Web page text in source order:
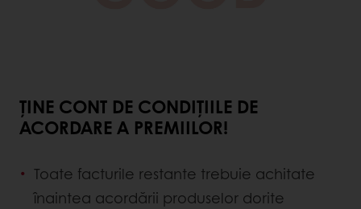
ȚINE CONT DE CONDIȚIILE DE
ACORDARE A PREMIILOR!
Toate facturile restante trebuie achitate
înaintea acordării produselor dorite